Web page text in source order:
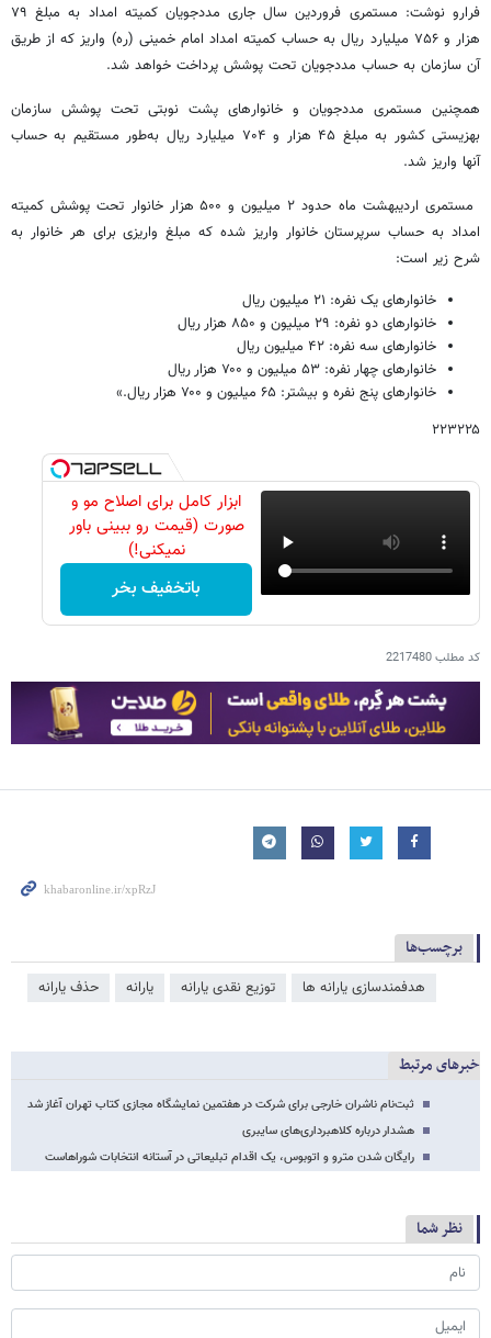
فرارو نوشت: مستمری فروردین سال جاری مددجویان کمیته امداد به مبلغ ۷۹
هزار و ۷۵۶ میلیارد ریال به حساب کمیته امداد امام خمینی (ره) واریز که از طریق
آن سازمان به حساب مددجویان تحت پوشش پرداخت خواهد شد.
همچنین مستمری مددجویان و خانوارهای پشت نوبتی تحت پوشش سازمان
بهزیستی کشور به مبلغ ۴۵ هزار و ۷۰۴ میلیارد ریال به‌طور مستقیم به حساب
آنها واریز شد.
مستمری اردیبهشت‌ ماه حدود ۲ میلیون و ۵۰۰ هزار خانوار تحت پوشش کمیته
امداد به حساب سرپرستان خانوار واریز شده که مبلغ واریزی برای هر خانوار به
شرح زیر است:
خانوارهای یک نفره: ۲۱ میلیون ریال
خانوارهای دو نفره: ۲۹ میلیون و ۸۵۰ هزار ریال
خانوارهای سه نفره: ۴۲ میلیون ریال
خانوارهای چهار نفره: ۵۳ میلیون و ۷۰۰ هزار ریال
خانوارهای پنج نفره و بیشتر: ۶۵ میلیون و ۷۰۰ هزار ریال.»
۲۲۳۲۲۵
ابزار کامل برای اصلاح مو و
صورت (قیمت رو ببینی باور
نمیکنی!)
باتخفیف بخر
کد مطلب2217480
برچسب‌ها
هدفمندسازی یارانه ​‌ها توزیع نقدی یارانه یارانه حذف یارانه
خبرهای مرتبط
ثبت‌نام ناشران خارجی برای شرکت در هفتمین نمایشگاه مجازی کتاب تهران آغاز شد
هشدار درباره کلاهبرداری‌های سایبری
رایگان شدن مترو و اتوبوس، یک اقدام تبلیعاتی در آستانه انتخابات شوراهاست
نظر شما